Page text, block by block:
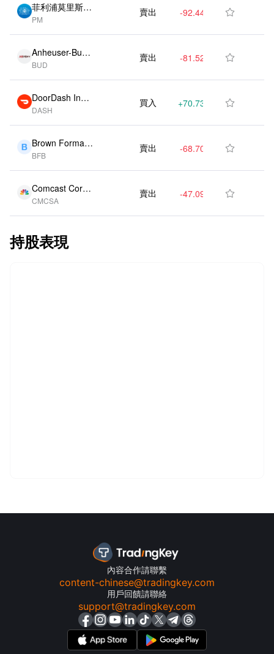
菲利浦莫里斯國
際公司 (US)
PM
賣出 -92.44K 
Anheuser-Busc
h Inbev SA (U
S)
BUD
賣出 -81.52K -26.10%

DoorDash Inc
(US)
DASH
買入 +70.73K 
Brown Forman
Ord Shs Class
B (US)
BFB
賣出 -68.70K 
Comcast Corp
(US)
CMCSA
賣出 -47.09K 
持股表現
內容合作請聯繫
content-chinese@tradingkey.com
用戶回饋請聯絡
support@tradingkey.com